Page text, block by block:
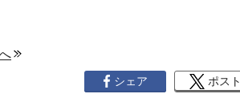
シェア ポスト